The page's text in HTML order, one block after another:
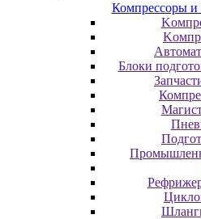
Компрессоры
Блоки